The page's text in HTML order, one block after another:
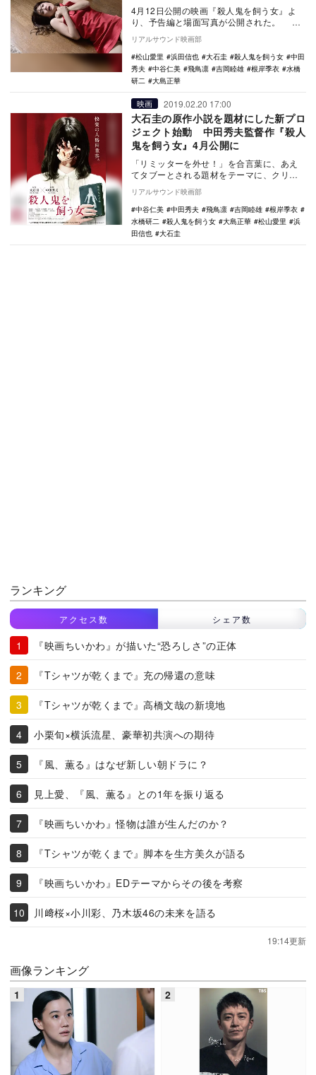
4月12日公開の映画『殺人鬼を飼う女』よ
り、予告編と場面写真が公開された。 本
作は、あえてタブーとされる題材をテーマ
に、クリ…
リアルサウンド映画部
松山愛里
浜田信也 大石圭 殺人鬼を飼う女
中田
秀夫
中谷仁美 飛鳥凛 吉岡睦雄 根岸季衣
水橋
研二
大島正華
映画 2019.02.20 17:00
大石圭の原作小説を題材にした新プロ
ジェクト始動 中田秀夫監督作『殺人
鬼を飼う女』4月公開に
「リミッターを外せ！」を合言葉に、あえ
てタブーとされる題材をテーマに、クリエ
イター達の感性と才能を爆発させプロジェ
クト「ハイテン…
リアルサウンド映画部
中谷仁美
中田秀夫 飛鳥凛 吉岡睦雄
根岸季衣
水橋研二
殺人鬼を飼う女 大島正華 松山愛里
浜
田信也
大石圭
ランキング
アクセス数 シェア数
『映画ちいかわ』が描いた“恐ろしさ”の正体
『Tシャツが乾くまで』充の帰還の意味
『Tシャツが乾くまで』高橋文哉の新境地
小栗旬×横浜流星、豪華初共演への期待
『風、薫る』はなぜ新しい朝ドラに？
見上愛、『風、薫る』との1年を振り返る
『映画ちいかわ』怪物は誰が生んだのか？
『Tシャツが乾くまで』脚本を生方美久が語る
『映画ちいかわ』EDテーマからその後を考察
川﨑桜×小川彩、乃木坂46の未来を語る
19:14更新
画像ランキング